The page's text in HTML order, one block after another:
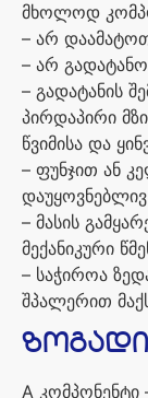
მხოლოდ
– არ
– არ
– გადატანის
პირდაპირი
წვიმისა და
– ფუნჯით ან
დაუყოვნებლივ
– მასის
მექანიკური
– საჭიროა
შპალერით
ზოგადი
A კომპონენტი